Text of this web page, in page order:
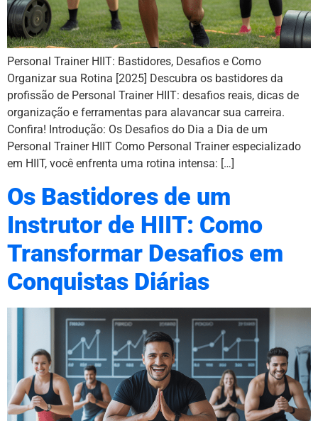
Personal Trainer HIIT: Bastidores, Desafios e Como
Organizar sua Rotina [2025] Descubra os bastidores da
profissão de Personal Trainer HIIT: desafios reais, dicas de
organização e ferramentas para alavancar sua carreira.
Confira! Introdução: Os Desafios do Dia a Dia de um
Personal Trainer HIIT Como Personal Trainer especializado
em HIIT, você enfrenta uma rotina intensa: […]
Os Bastidores de um
Instrutor de HIIT: Como
Transformar Desafios em
Conquistas Diárias